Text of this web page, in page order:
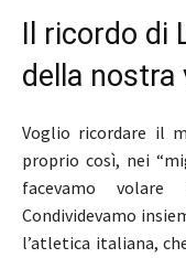
Il ricordo di
della nostra
Voglio ricordare il
proprio così, nei
facevamo
Condividevamo
l’atletica italiana,